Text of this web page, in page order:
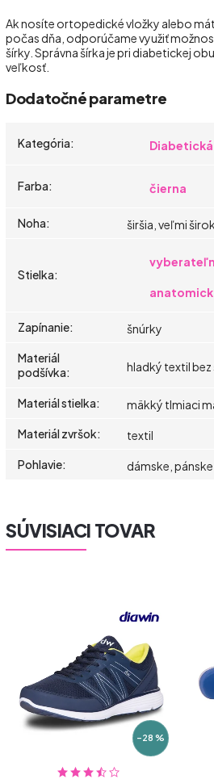
Ak nosíte ortopedické vložky alebo
počas dňa, odporúčame využiť
šírky. Správna šírka je pri diabetickej
veľkosť.
Dodatočné parametre
Kategória:
Farba: čierna
Noha: širšia, veľmi
Stielka:
Zapínanie:
šnúrky
Materiál
podšívka: hladký textil bez
Materiál stielka:
mäkký tlmiaci
Materiál zvršok:
textil
Pohlavie: dámske, pánske
SÚVISIACI TOVAR
–28 %